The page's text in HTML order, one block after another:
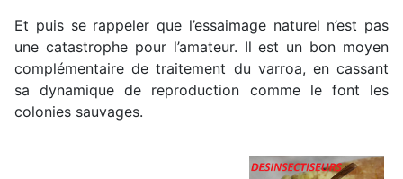
Et puis se rappeler que l’essaimage naturel n’est pas
une catastrophe pour l’amateur. Il est un bon moyen
complémentaire de traitement du varroa, en cassant
sa dynamique de reproduction comme le font les
colonies sauvages.